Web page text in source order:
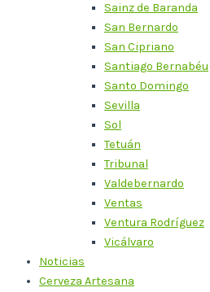
Sainz de Baranda
San Bernardo
San Cipriano
Santiago Bernabéu
Santo Domingo
Sevilla
Sol
Tetuán
Tribunal
Valdebernardo
Ventas
Ventura Rodríguez
Vicálvaro
Noticias
Cerveza Artesana